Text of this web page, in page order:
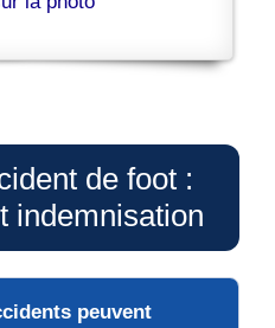
de foot :
indemnisation
peuvent